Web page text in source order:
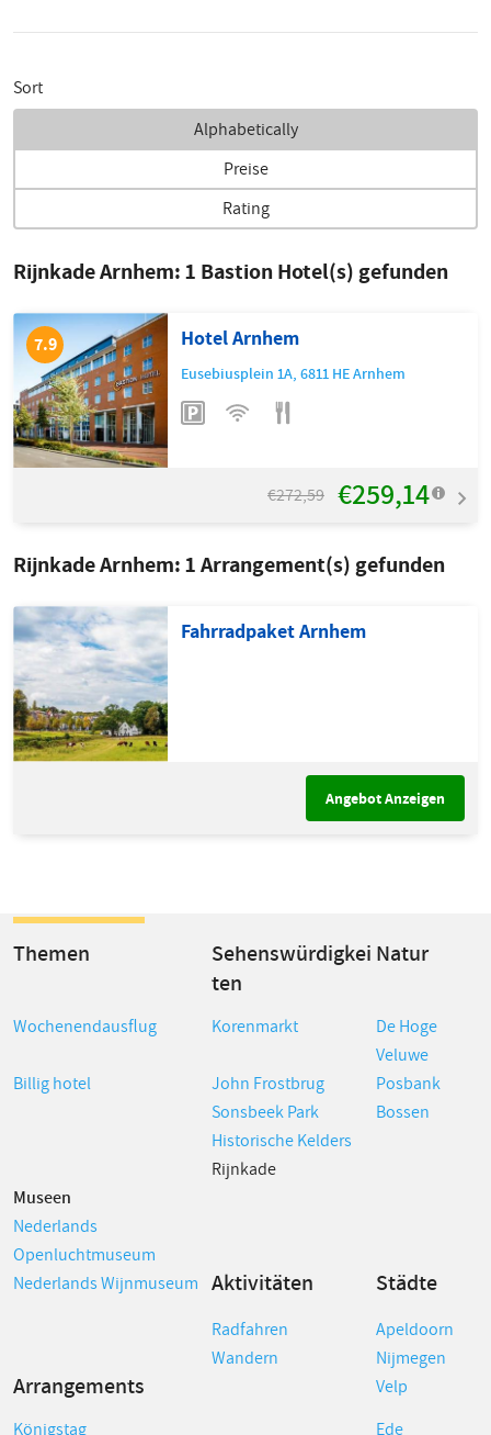
Sort
Alphabetically
Preise
Rating
Rijnkade Arnhem:1 Bastion Hotel(s) gefunden
7.9 Hotel Arnhem
Eusebiusplein 1A,6811 HEArnhem
€272,59 €259,14
Rijnkade Arnhem:1Arrangement(s) gefunden
Fahrradpaket Arnhem
Angebot Anzeigen
Themen
Sehenswürdigkei
ten
Natur
Wochenendausflug Korenmarkt
De Hoge
Veluwe
Billig hotel
John Frostbrug
Posbank
Sonsbeek Park
Bossen
Historische Kelders
Rijnkade
Museen
Nederlands
Openluchtmuseum
Nederlands Wijnmuseum Aktivitäten Städte
Radfahren
Apeldoorn
Wandern
Nijmegen
Arrangements
Velp
Königstag
Ede